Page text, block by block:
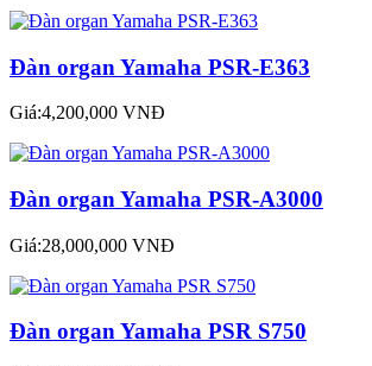
Đàn organ Yamaha PSR-E363
Giá:4,200,000 VNĐ
Đàn organ Yamaha PSR-A3000
Giá:28,000,000 VNĐ
Đàn organ Yamaha PSR S750